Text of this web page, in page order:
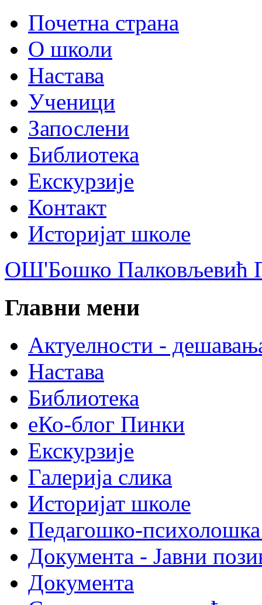
Почетна страна
О школи
Настава
Ученици
Запослени
Библиотека
Екскурзије
Контакт
Историјат школе
ОШ'Бошко Палковљевић
Главни мени
Актуелности -
Настава
Библиотека
еКо-блог Пинки
Екскурзије
Галерија слика
Историјат школе
Педагошко-психолошка
Документа - Јавни
Документа